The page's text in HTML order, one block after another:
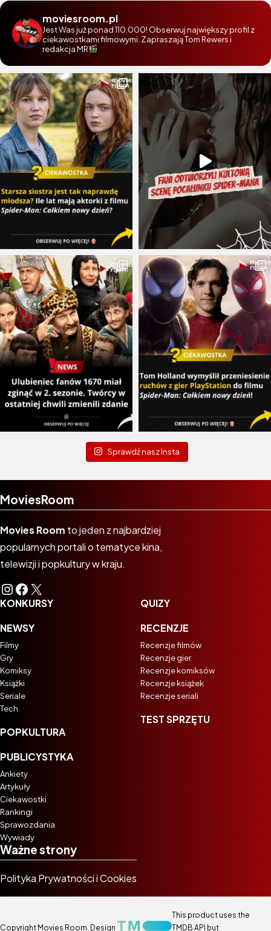
moviesroom.pl
Jest Was już ponad 110.000! Obserwuj największy profil z
ciekawostkami filmowymi. Zapraszają Tom Rewers i
redakcja MR
Sprawdź nasz Insta
MoviesRoom
Movies Room to jeden z najbardziej
popularnych portali o tematyce kina,
telewizji i popkultury w kraju.
Instagram
Facebook
X
KONKURSY
NEWSY
Filmy
Gry
Komiksy
Książki
Seriale
Tech
POPKULTURA
PUBLICYSTYKA
Ankiety
Artykuły
Ciekawostki
Rankingi
Sprawozdania
Wywiady
QUIZY
RECENZJE
Recenzje filmów
Recenzje gier
Recenzje komiksów
Recenzje książek
Recenzje seriali
TEST SPRZĘTU
Ważne strony
Polityka Prywatności i Cookies
Copyright Movies Room. Design
This product uses the
TMDB API but